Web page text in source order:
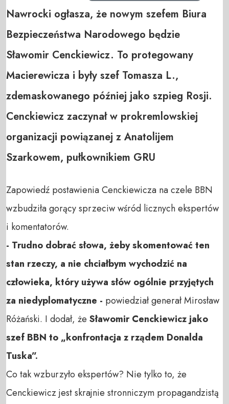
Nawrocki ogłasza, że nowym szefem Biura
Bezpieczeństwa Narodowego będzie
Sławomir Cenckiewicz. To protegowany
Macierewicza i były szef Tomasza L.,
zdemaskowanego później jako szpieg Rosji.
Cenckiewicz zaczynał w prokremlowskiej
organizacji powiązanej z Anatolijem
Szarkowem, pułkownikiem GRU
Zapowiedź postawienia Cenckiewicza na czele BBN
wzbudziła gorący sprzeciw wśród licznych ekspertów
i komentatorów.
- Trudno dobrać słowa, żeby skomentować ten
stan rzeczy, a nie chciałbym wychodzić na
człowieka, który używa słów ogólnie przyjętych
za niedyplomatyczne - powiedział generał Mirosław
Różański. I dodał, że Sławomir Cenckiewicz jako
szef BBN to „konfrontacja z rządem Donalda
Tuska”.
Co tak wzburzyło ekspertów? Nie tylko to, że
Cenckiewicz jest skrajnie stronniczym propagandzistą